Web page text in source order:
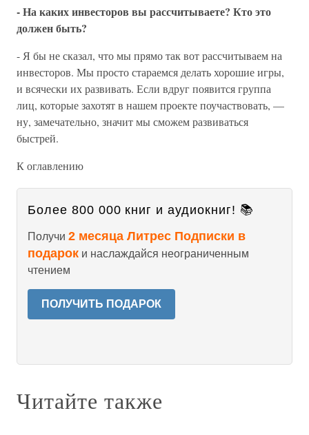
- На каких инвесторов вы рассчитываете? Кто это
должен быть?
- Я бы не сказал, что мы прямо так вот рассчитываем на
инвесторов. Мы просто стараемся делать хорошие игры,
и всячески их развивать. Если вдруг появится группа
лиц, которые захотят в нашем проекте поучаствовать, —
ну, замечательно, значит мы сможем развиваться
быстрей.
К оглавлению
Более 800 000 книг и аудиокниг! 📚
Получи 2 месяца Литрес Подписки в
подарок и наслаждайся неограниченным
чтением
ПОЛУЧИТЬ ПОДАРОК
Читайте также